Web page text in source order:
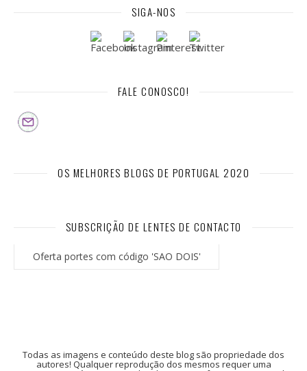
SIGA-NOS
FALE CONOSCO!
OS MELHORES BLOGS DE PORTUGAL 2020
SUBSCRIÇÃO DE LENTES DE CONTACTO
Oferta portes com código 'SAO DOIS'
Todas as imagens e conteúdo deste blog são propriedade dos
autores! Qualquer reprodução dos mesmos requer uma